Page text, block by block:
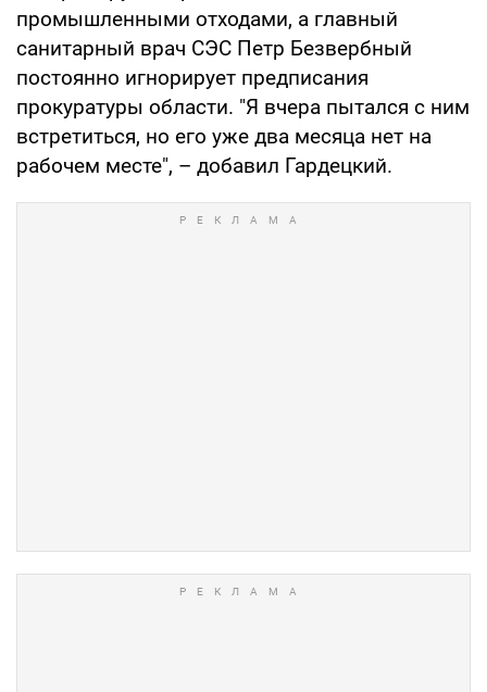
промышленными отходами, а главный
санитарный врач СЭС Петр Безвербный
постоянно игнорирует предписания
прокуратуры области. "Я вчера пытался с ним
встретиться, но его уже два месяца нет на
рабочем месте", – добавил Гардецкий.